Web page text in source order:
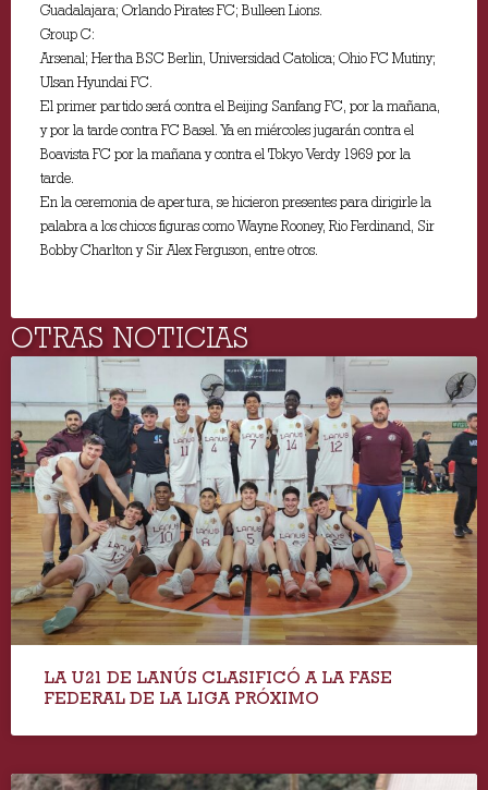
Guadalajara; Orlando Pirates FC; Bulleen Lions.
Group C:
Arsenal; Hertha BSC Berlin, Universidad Catolica; Ohio FC Mutiny;
Ulsan Hyundai FC.
El primer partido será contra el Beijing Sanfang FC, por la mañana,
y por la tarde contra FC Basel. Ya en miércoles jugarán contra el
Boavista FC por la mañana y contra el Tokyo Verdy 1969 por la
tarde.
En la ceremonia de apertura, se hicieron presentes para dirigirle la
palabra a los chicos figuras como Wayne Rooney, Rio Ferdinand, Sir
Bobby Charlton y Sir Alex Ferguson, entre otros.
OTRAS NOTICIAS
LA U21 DE LANÚS CLASIFICÓ A LA FASE
FEDERAL DE LA LIGA PRÓXIMO